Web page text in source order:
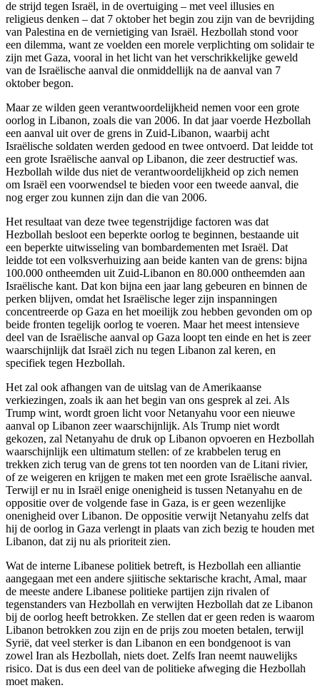
de strijd tegen Israël, in de overtuiging – met veel illusies en
religieus denken – dat 7 oktober het begin zou zijn van de bevrijding
van Palestina en de vernietiging van Israël. Hezbollah stond voor
een dilemma, want ze voelden een morele verplichting om solidair te
zijn met Gaza, vooral in het licht van het verschrikkelijke geweld
van de Israëlische aanval die onmiddellijk na de aanval van 7
oktober begon.
Maar ze wilden geen verantwoordelijkheid nemen voor een grote
oorlog in Libanon, zoals die van 2006. In dat jaar voerde Hezbollah
een aanval uit over de grens in Zuid-Libanon, waarbij acht
Israëlische soldaten werden gedood en twee ontvoerd. Dat leidde tot
een grote Israëlische aanval op Libanon, die zeer destructief was.
Hezbollah wilde dus niet de verantwoordelijkheid op zich nemen
om Israël een voorwendsel te bieden voor een tweede aanval, die
nog erger zou kunnen zijn dan die van 2006.
Het resultaat van deze twee tegenstrijdige factoren was dat
Hezbollah besloot een beperkte oorlog te beginnen, bestaande uit
een beperkte uitwisseling van bombardementen met Israël. Dat
leidde tot een volksverhuizing aan beide kanten van de grens: bijna
100.000 ontheemden uit Zuid-Libanon en 80.000 ontheemden aan
Israëlische kant. Dat kon bijna een jaar lang gebeuren en binnen de
perken blijven, omdat het Israëlische leger zijn inspanningen
concentreerde op Gaza en het moeilijk zou hebben gevonden om op
beide fronten tegelijk oorlog te voeren. Maar het meest intensieve
deel van de Israëlische aanval op Gaza loopt ten einde en het is zeer
waarschijnlijk dat Israël zich nu tegen Libanon zal keren, en
specifiek tegen Hezbollah.
Het zal ook afhangen van de uitslag van de Amerikaanse
verkiezingen, zoals ik aan het begin van ons gesprek al zei. Als
Trump wint, wordt groen licht voor Netanyahu voor een nieuwe
aanval op Libanon zeer waarschijnlijk. Als Trump niet wordt
gekozen, zal Netanyahu de druk op Libanon opvoeren en Hezbollah
waarschijnlijk een ultimatum stellen: of ze krabbelen terug en
trekken zich terug van de grens tot ten noorden van de Litani rivier,
of ze weigeren en krijgen te maken met een grote Israëlische aanval.
Terwijl er nu in Israël enige onenigheid is tussen Netanyahu en de
oppositie over de volgende fase in Gaza, is er geen wezenlijke
onenigheid over Libanon. De oppositie verwijt Netanyahu zelfs dat
hij de oorlog in Gaza verlengt in plaats van zich bezig te houden met
Libanon, dat zij nu als prioriteit zien.
Wat de interne Libanese politiek betreft, is Hezbollah een alliantie
aangegaan met een andere sjiitische sektarische kracht, Amal, maar
de meeste andere Libanese politieke partijen zijn rivalen of
tegenstanders van Hezbollah en verwijten Hezbollah dat ze Libanon
bij de oorlog heeft betrokken. Ze stellen dat er geen reden is waarom
Libanon betrokken zou zijn en de prijs zou moeten betalen, terwijl
Syrië, dat veel sterker is dan Libanon en een bondgenoot is van
zowel Iran als Hezbollah, niets doet. Zelfs Iran neemt nauwelijks
risico. Dat is dus een deel van de politieke afweging die Hezbollah
moet maken.